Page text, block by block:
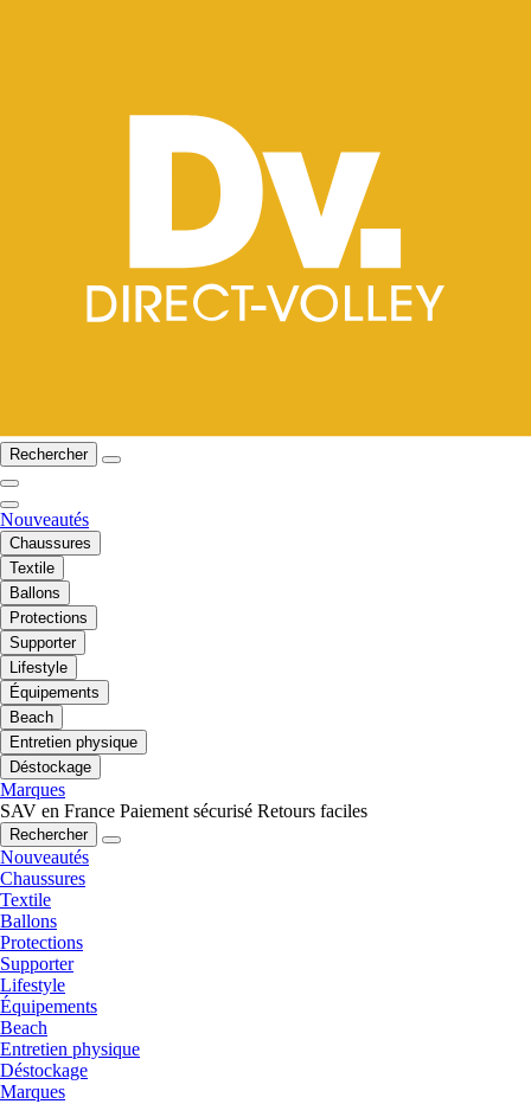
Rechercher
Nouveautés
Chaussures
Textile
Ballons
Protections
Supporter
Lifestyle
Équipements
Beach
Entretien physique
Déstockage
Marques
SAV en France Paiement sécurisé Retours faciles
Rechercher
Nouveautés
Chaussures
Textile
Ballons
Protections
Supporter
Lifestyle
Équipements
Beach
Entretien physique
Déstockage
Marques